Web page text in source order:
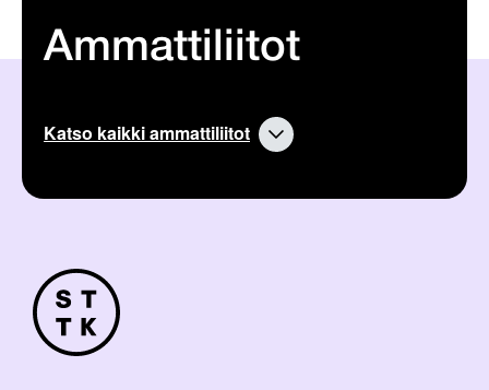
Ammattiliitot
Katso kaikki ammattiliitot